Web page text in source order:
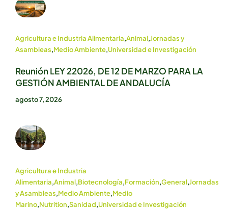
Agricultura e Industria Alimentaria,Animal,Jornadas y
Asambleas,Medio Ambiente,Universidad e Investigación
Reunión LEY 22026, DE 12 DE MARZO PARA LA
GESTIÓN AMBIENTAL DE ANDALUCÍA
agosto 7, 2026
Agricultura e Industria
Alimentaria,Animal,Biotecnología,Formación,General,Jornadas
y Asambleas,Medio Ambiente,Medio
Marino,Nutrition,Sanidad,Universidad e Investigación